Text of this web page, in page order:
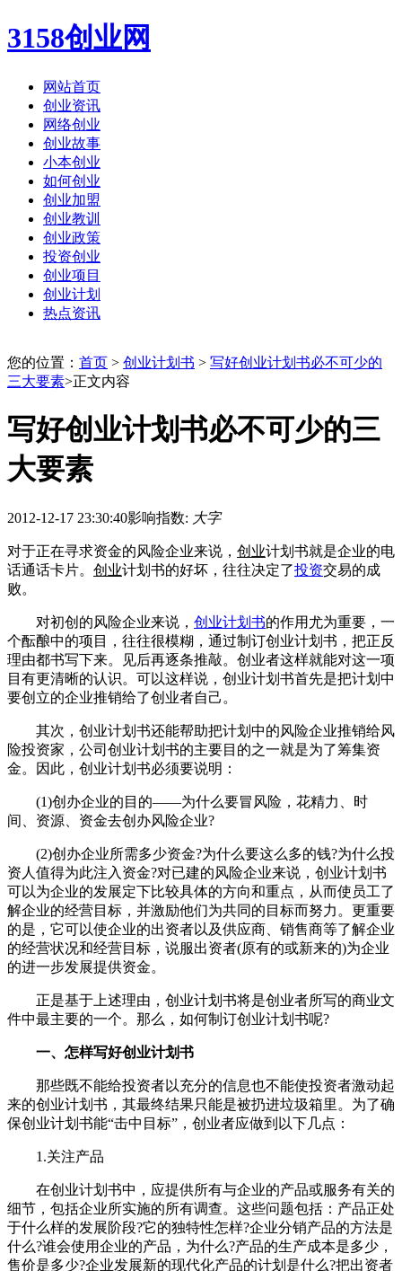
3158创业网
网站首页
创业资讯
网络创业
创业故事
小本创业
如何创业
创业加盟
创业教训
创业政策
投资创业
创业项目
创业计划
热点资讯
您的位置： 首页 > 创业计划书 > 写好创业计划书必不可少的
三大要素>正文内容
写好创业计划书必不可少的三
大要素
2012-12-17 23:30:40影响指数: 大字
对于正在寻求资金的风险企业来说， 创业计划书就是企业的电
话通话卡片。 创业计划书的好坏，往往决定了投资交易的成
败。
对初创的风险企业来说， 创业计划书的作用尤为重要，一
个酝酿中的项目，往往很模糊，通过制订创业计划书，把正反
理由都书写下来。见后再逐条推敲。创业者这样就能对这一项
目有更清晰的认识。可以这样说，创业计划书首先是把计划中
要创立的企业推销给了创业者自己。
其次，创业计划书还能帮助把计划中的风险企业推销给风
险投资家，公司创业计划书的主要目的之一就是为了筹集资
金。因此，创业计划书必须要说明：
(1)创办企业的目的——为什么要冒风险，花精力、时
间、资源、资金去创办风险企业?
(2)创办企业所需多少资金?为什么要这么多的钱?为什么投
资人值得为此注入资金?对已建的风险企业来说，创业计划书
可以为企业的发展定下比较具体的方向和重点，从而使员工了
解企业的经营目标，并激励他们为共同的目标而努力。更重要
的是，它可以使企业的出资者以及供应商、销售商等了解企业
的经营状况和经营目标，说服出资者(原有的或新来的)为企业
的进一步发展提供资金。
正是基于上述理由，创业计划书将是创业者所写的商业文
件中最主要的一个。那么，如何制订创业计划书呢?
一、怎样写好创业计划书
那些既不能给投资者以充分的信息也不能使投资者激动起
来的创业计划书，其最终结果只能是被扔进垃圾箱里。为了确
保创业计划书能“击中目标”，创业者应做到以下几点：
1.关注产品
在创业计划书中，应提供所有与企业的产品或服务有关的
细节，包括企业所实施的所有调查。这些问题包括：产品正处
于什么样的发展阶段?它的独特性怎样?企业分销产品的方法是
什么?谁会使用企业的产品，为什么?产品的生产成本是多少，
售价是多少?企业发展新的现代化产品的计划是什么?把出资者